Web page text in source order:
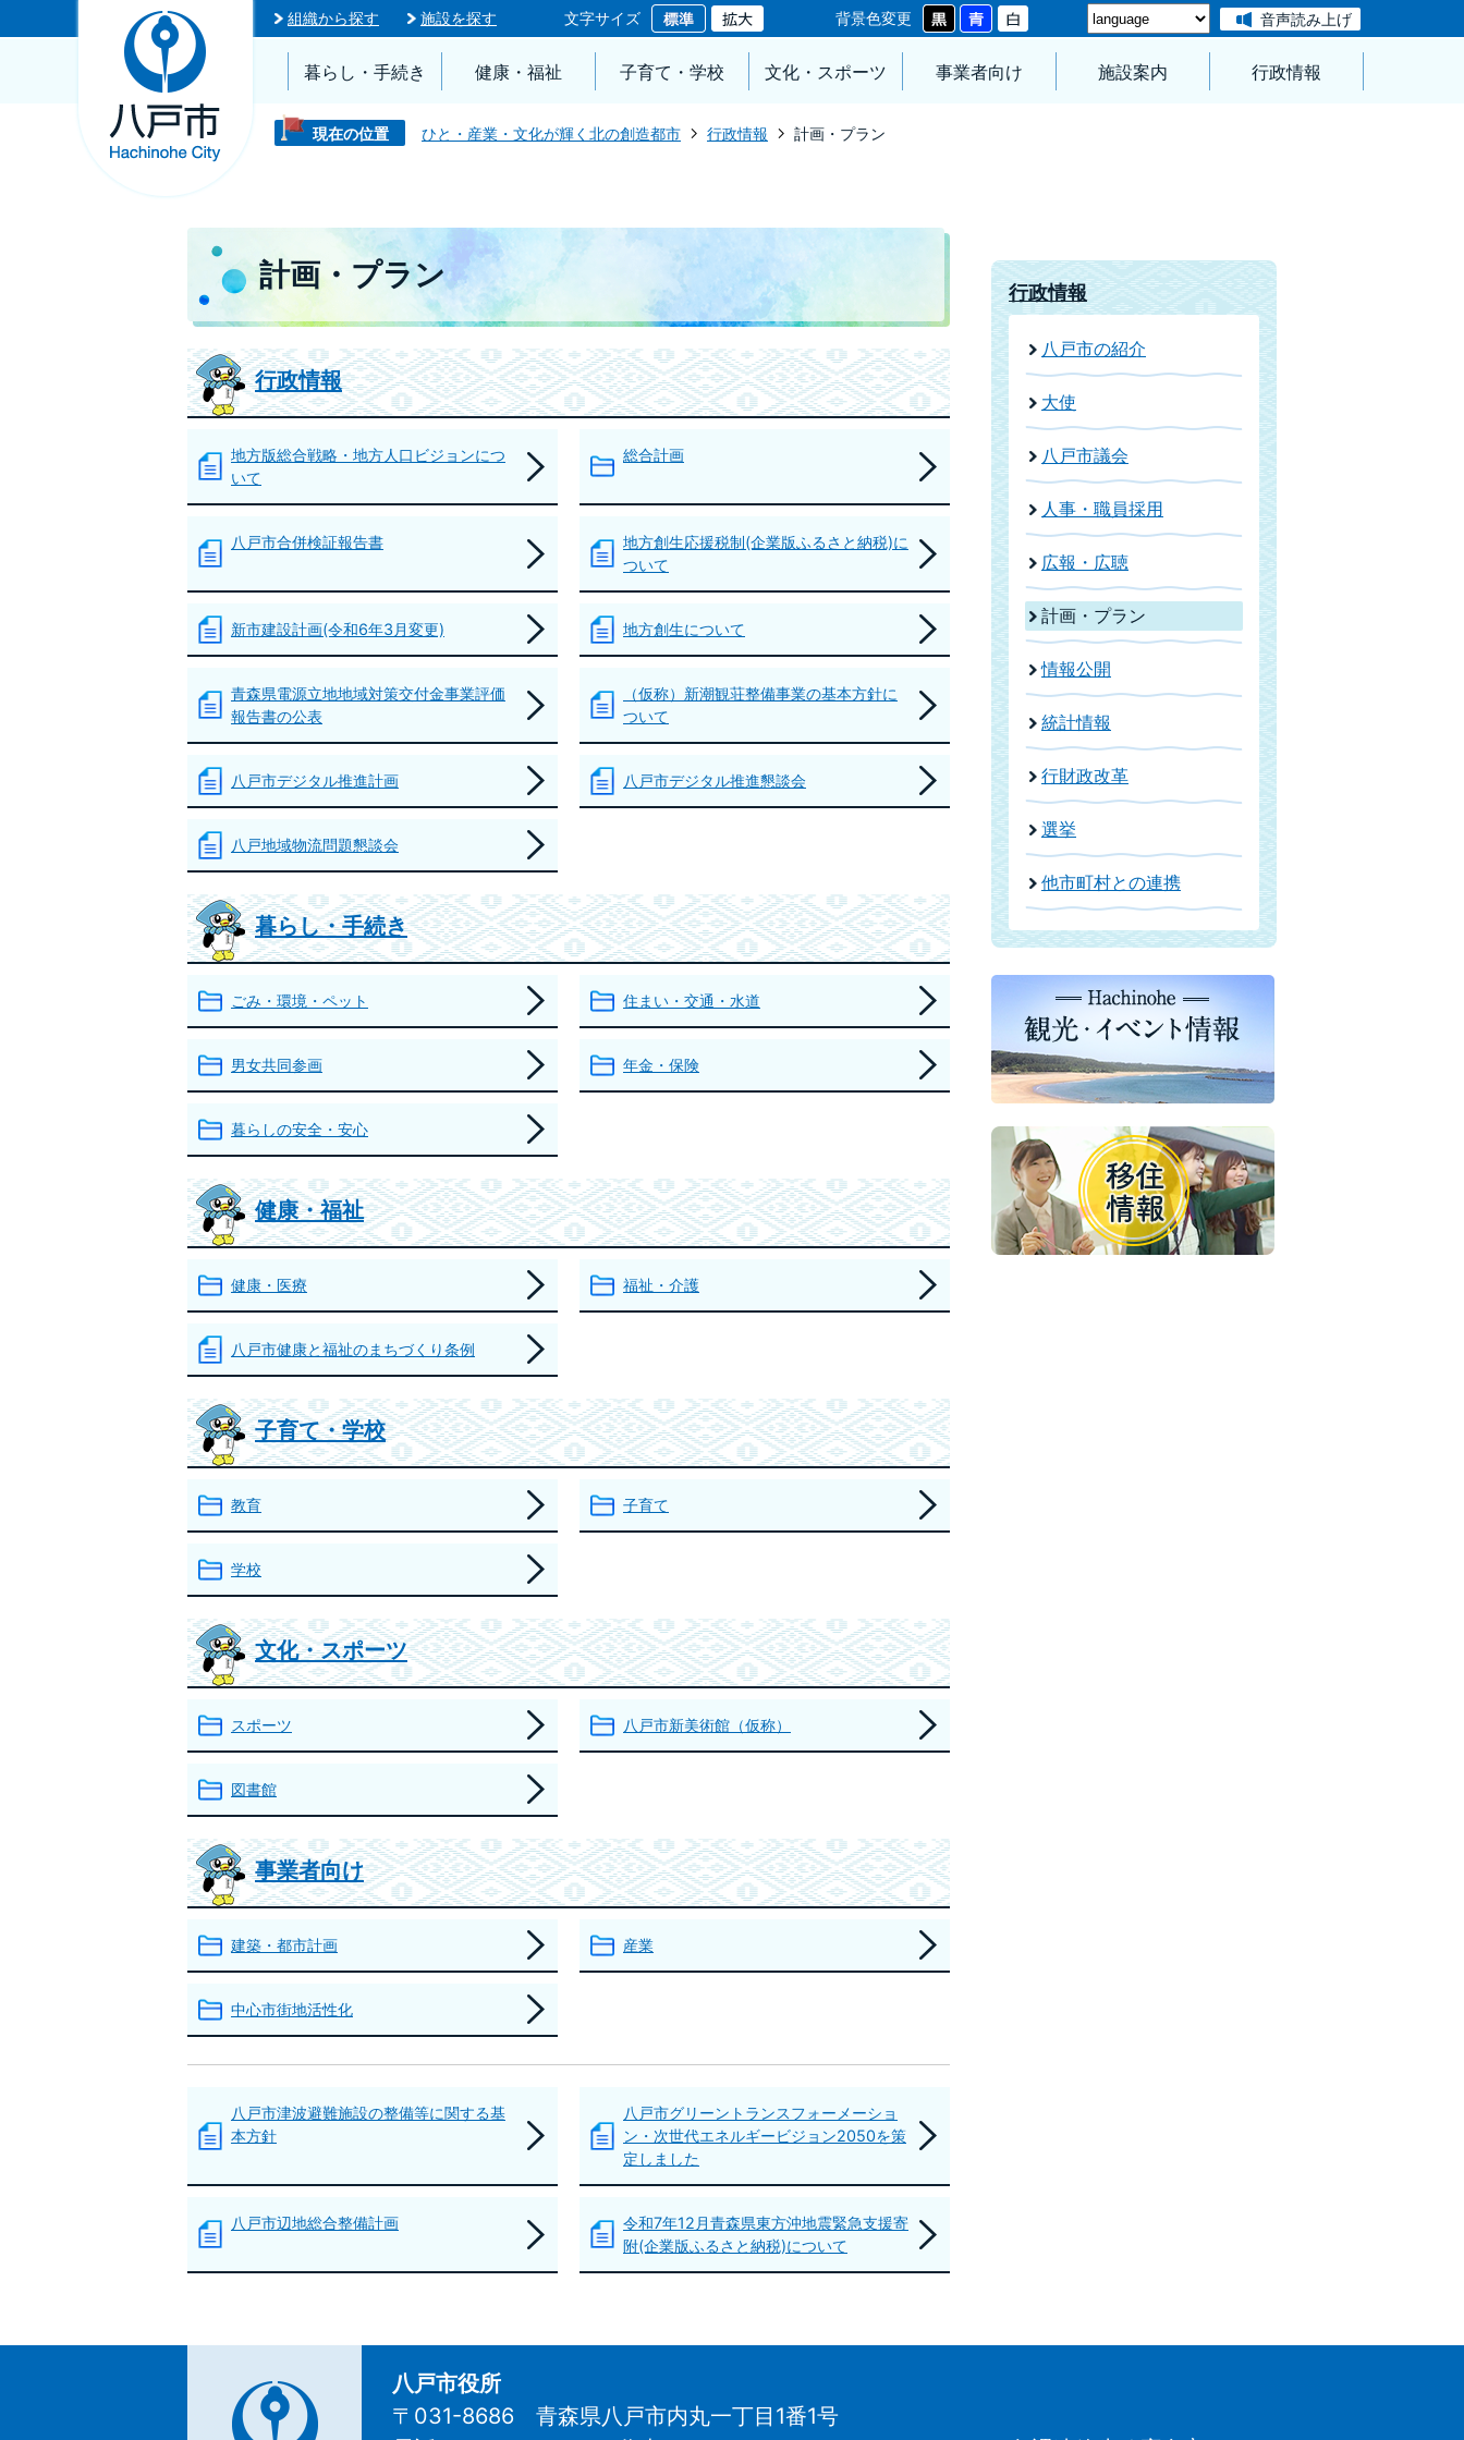
組織から探す 施設を探す 文字サイズ 背景色変更 音声読み上げ
暮らし・手続き 健康・福祉 子育て・学校 文化・スポーツ 事業者向け 施設案内 行政情報
現在の位置 ひと・産業・文化が輝く北の創造都市 行政情報 計画・プラン
計画・プラン
行政情報
地方版総合戦略・地方人口ビジョンにつ
いて
総合計画
八戸市合併検証報告書
地方創生応援税制(企業版ふるさと納税)に
ついて
新市建設計画(令和6年3月変更) 地方創生について
青森県電源立地地域対策交付金事業評価
報告書の公表
（仮称）新潮観荘整備事業の基本方針に
ついて
八戸市デジタル推進計画 八戸市デジタル推進懇談会
八戸地域物流問題懇談会
暮らし・手続き
ごみ・環境・ペット 住まい・交通・水道
男女共同参画 年金・保険
暮らしの安全・安心
健康・福祉
健康・医療 福祉・介護
八戸市健康と福祉のまちづくり条例
子育て・学校
教育 子育て
学校
文化・スポーツ
スポーツ 八戸市新美術館（仮称）
図書館
事業者向け
建築・都市計画 産業
中心市街地活性化
八戸市津波避難施設の整備等に関する基
本方針
八戸市グリーントランスフォーメーショ
ン・次世代エネルギービジョン2050を策
定しました
八戸市辺地総合整備計画
令和7年12月青森県東方沖地震緊急支援寄
附(企業版ふるさと納税)について
行政情報
八戸市の紹介
大使
八戸市議会
人事・職員採用
広報・広聴
計画・プラン
情報公開
統計情報
行財政改革
選挙
他市町村との連携
八戸市役所
〒031-8686 青森県八戸市内丸一丁目1番1号